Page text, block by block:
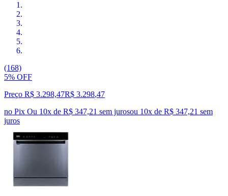
(168)
5% OFF
Preço R$ 3.298,47R$ 3.298,47
no Pix Ou 10x de R$ 347,21 sem jurosou 10x de R$ 347,21 sem
juros